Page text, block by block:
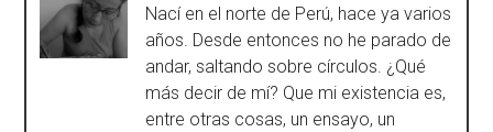
Nací en el norte de Perú, hace ya varios
años. Desde entonces no he parado de
andar, saltando sobre círculos. ¿Qué
más decir de mí? Que mi existencia es,
entre otras cosas, un ensayo, un